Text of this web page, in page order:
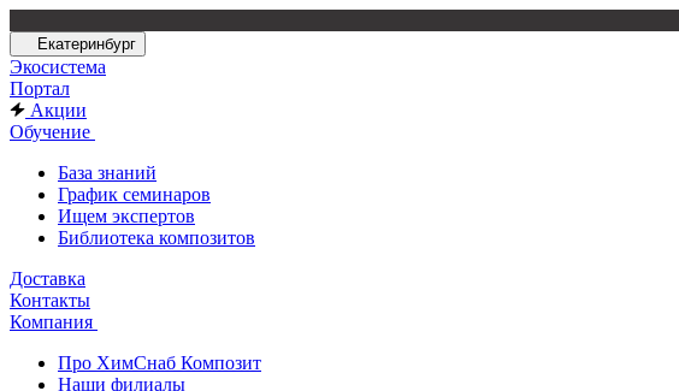
Екатеринбург
Экосистема
Портал
Акции
Обучение
База знаний
График семинаров
Ищем экспертов
Библиотека композитов
Доставка
Контакты
Компания
Про ХимСнаб Композит
Наши филиалы